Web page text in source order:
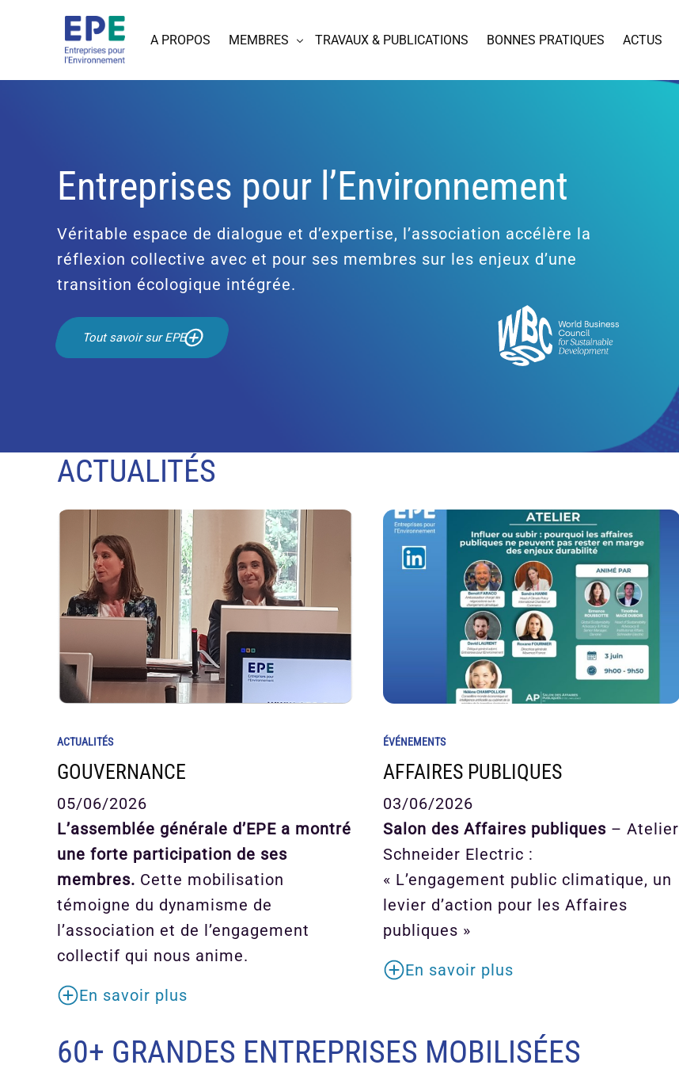
A PROPOS MEMBRES TRAVAUX & PUBLICATIONS BONNES PRATIQUES ACTUS
Entreprises pour l’Environnement
Véritable espace de dialogue et d’expertise, l’association accélère la
réflexion collective avec et pour ses membres sur les enjeux d’une
transition écologique intégrée.
Tout savoir sur EPE
ACTUALITÉS
ACTUALITÉS
GOUVERNANCE
05/06/2026
L’assemblée générale d’EPE a montré
une forte participation de ses
membres. Cette mobilisation
témoigne du dynamisme de
l’association et de l’engagement
collectif qui nous anime.
En savoir plus
ÉVÉNEMENTS
AFFAIRES PUBLIQUES
03/06/2026
Salon des Affaires publiques – Atelier
Schneider Electric :
« L’engagement public climatique, un
levier d’action pour les Affaires
publiques »
En savoir plus
60+ GRANDES ENTREPRISES MOBILISÉES